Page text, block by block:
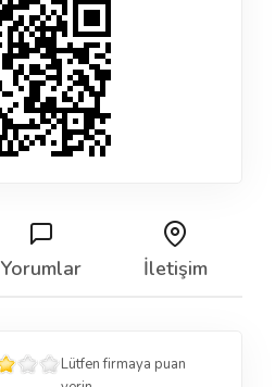
Yorumlar İletişim
Lütfen firmaya puan